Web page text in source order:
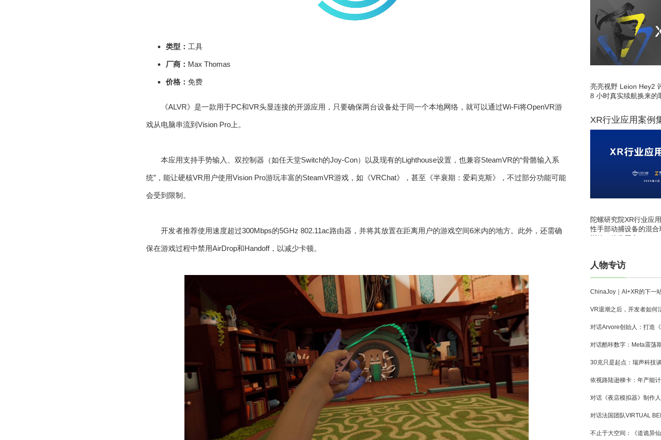
类型： 工具
厂商： Max Thomas
价格： 免费
《ALVR》是一款用于PC和VR头显连接的开源应用，只要确保两台设备处于同一个本地网络，就可以通过Wi-Fi将OpenVR游
戏从电脑串流到Vision Pro上。
本应用支持手势输入、双控制器（如任天堂Switch的Joy-Con）以及现有的Lighthouse设置，也兼容SteamVR的“骨骼输入系
统”，能让硬核VR用户使用Vision Pro游玩丰富的SteamVR游戏，如《VRChat》，甚至《半衰期：爱莉克斯》，不过部分功能可能
会受到限制。
开发者推荐使用速度超过300Mbps的5GHz 802.11ac路由器，并将其放置在距离用户的游戏空间6米内的地方。此外，还需确
保在游戏过程中禁用AirDrop和Handoff，以减少卡顿。
亮亮视野 Leion Hey2
8 小时真实续航换来的
XR行业应用案例
陀螺研究院XR行业应
性手部动捕设备的混
训练一体化平台
人物专访